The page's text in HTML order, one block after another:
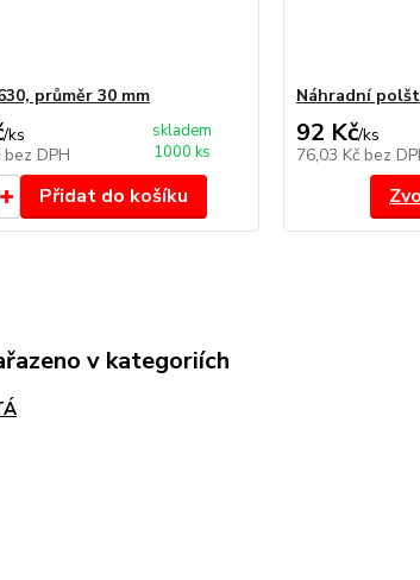
průměr 30 mm
/ks
bez DPH
skladem
1000 ks
Přidat do košíku
Náhradní
92 Kč/ks
76,03 Kč bez
v kategoriích